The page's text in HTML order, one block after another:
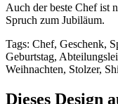
Auch der beste Chef ist
Spruch zum Jubiläum.
Tags: Chef, Geschenk,
Geburtstag,
Weihnachten, Stolzer,
Dieses Design